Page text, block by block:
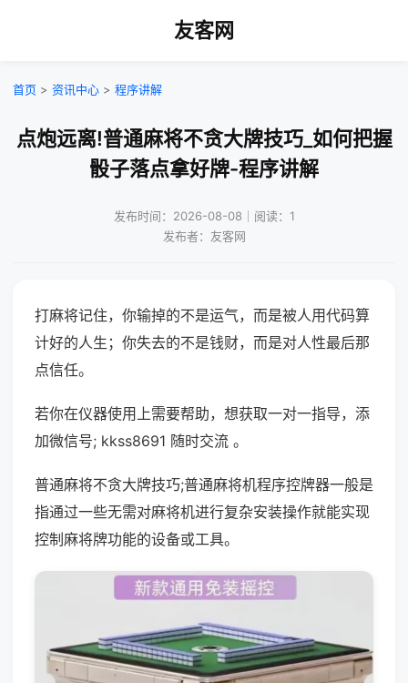
友客网
首页 > 资讯中心 > 程序讲解
点炮远离!普通麻将不贪大牌技巧_如何把握
骰子落点拿好牌-程序讲解
发布时间：2026-08-08｜阅读：1
发布者：友客网
打麻将记住，你输掉的不是运气，而是被人用代码算
计好的人生；你失去的不是钱财，而是对人性最后那
点信任。
若你在仪器使用上需要帮助，想获取一对一指导，添
加微信号; kkss8691 随时交流 。
普通麻将不贪大牌技巧;普通麻将机程序控牌器一般是
指通过一些无需对麻将机进行复杂安装操作就能实现
控制麻将牌功能的设备或工具。